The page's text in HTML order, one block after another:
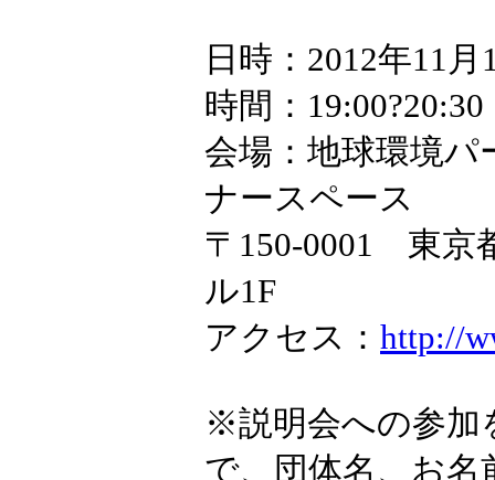
日時：2012年11
時間：19:00?20:30
会場：地球環境パ
ナースペース
〒150-0001 東京
ル1F
アクセス： http://
※説明会への参加
で、団体名、お名